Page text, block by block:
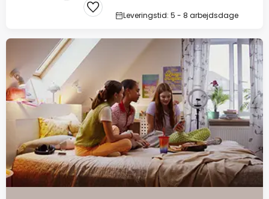
Leveringstid: 5 - 8 arbejdsdage